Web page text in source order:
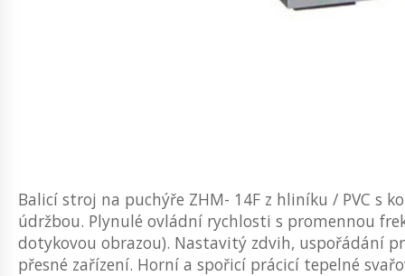
Balicí stroj na puchýře ZHM- 14F z hliníku / PVC s
údržbou. Plynulé ovládní rychlosti s promennou
dotykovou obrazou). Nastavitý zdvih, uspořádání
přesné zařízení. Horní a spořicí prácicí tepelné